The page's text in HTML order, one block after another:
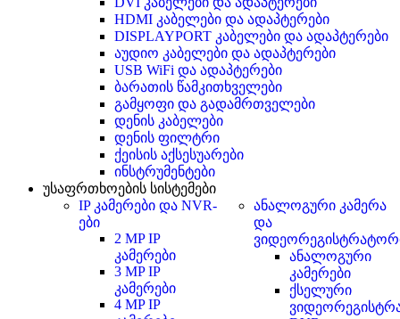
HDMI კაბელები და ადაპტერები
DISPLAYPORT კაბელები და ადაპტერები
აუდიო კაბელები და ადაპტერები
USB WiFi და ადაპტერები
ბარათის წამკითხველები
გამყოფი და გადამრთველები
დენის კაბელები
დენის ფილტრი
ქეისის აქსესუარები
ინსტრუმენტები
უსაფრთხოების სისტემები
IP კამერები და NVR-
ები
2 MP IP
კამერები
3 MP IP
კამერები
4 MP IP
ანალოგური კამერა
და
ანალოგური
კამერები
ქსელური